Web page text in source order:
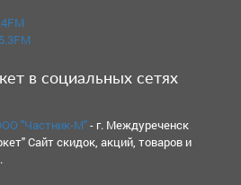
в социальных сетях
"Частник-М"- г. Междуреченск
Сайт скидок, акций, товаров и